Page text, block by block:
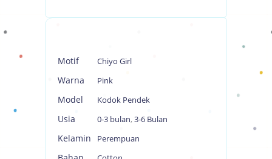
Motif Chiyo Girl
Warna Pink
Model Kodok Pendek
Usia 0-3 bulan, 3-6 Bulan
Kelamin Perempuan